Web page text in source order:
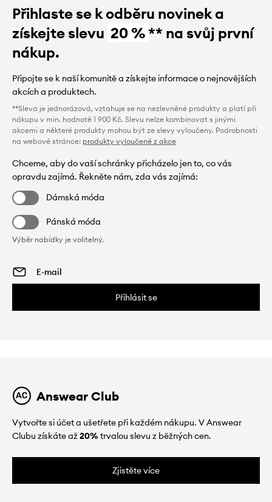
Přihlaste se k odběru novinek a
získejte slevu 20 %** na svůj první
nákup.
Připojte se k naší komunitě a získejte informace o nejnovějších
akcích a produktech.
**Sleva je jednorázová, vztahuje se na nezlevněné produkty a platí při
nákupu v min. hodnotě 1 900 Kč. Slevu nelze kombinovat s jinými
akcemi a některé produkty mohou být ze slevy vyloučeny. Podrobnosti
na webové stránce: produkty vyloučené z akce
Chceme, aby do vaší schránky přicházelo jen to, co vás
opravdu zajímá. Řekněte nám, zda vás zajímá:
Dámská móda
Pánská móda
Výběr nabídky je volitelný.
Přihlásit se
Answear Club
Vytvořte si účet a ušetřete při každém nákupu. V Answear
Clubu získáte až20%trvalou slevu z běžných cen.
Zjistěte více